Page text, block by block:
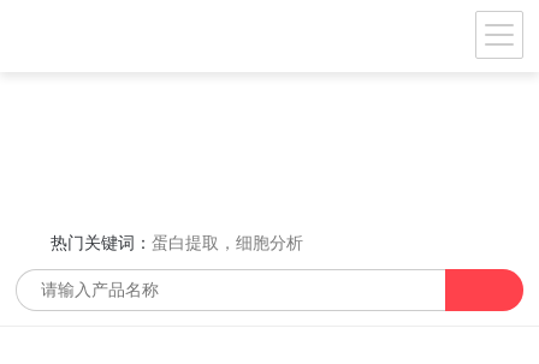
热门关键词：蛋白提取，细胞分析